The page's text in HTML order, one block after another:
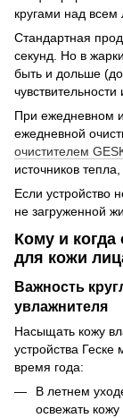
кругами над всем
Стандартная
секунд. Но в
быть и дольше
При ежедневном
ежедневной
очистителем
источников
Если устройство
не загруженной
Кому и
для кожи
Важность
увлажнителя
Насыщать кожу
устройства
время года:
В летнем
освежать